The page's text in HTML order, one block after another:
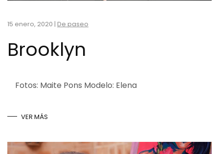
15 enero, 2020 | De paseo
Brooklyn
Fotos: Maite Pons Modelo: Elena
VER MÁS